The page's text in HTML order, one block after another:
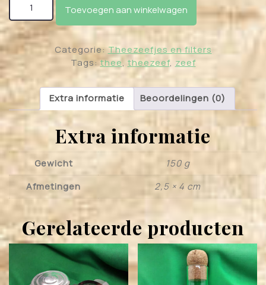
Toevoegen aan winkelwagen
Categorie: Theezeefjes en filters
Tags:thee, theezeef, zeef
Extra informatie Beoordelingen (0)
Extra informatie
Gewicht
150 g
Afmetingen
2,5 × 4 cm
Gerelateerde producten